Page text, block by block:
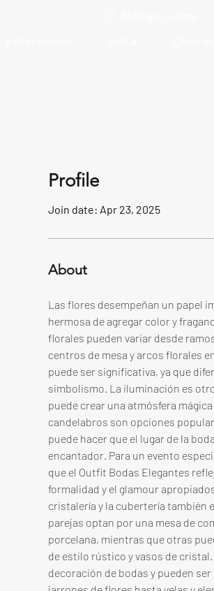
Profile
Join date: Apr 23, 2025
About
Las flores desempeñan un papel
hermosa de agregar color y
florales pueden variar desde
centros de mesa y arcos florales
puede ser significativa, ya que
simbolismo. La iluminación es
puede crear una atmósfera
candelabros son opciones
puede hacer que el lugar de la
encantador. Para un evento
que el Outfit Bodas Elegantes
formalidad y el glamour
cristalería y la cubertería también
parejas optan por una mesa de
porcelana, mientras que otras
de estilo rústico y vasos de
decoración de bodas y pueden